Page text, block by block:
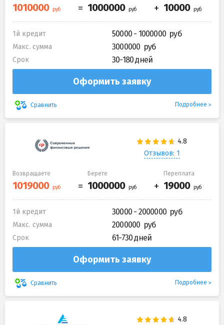
1й кредит 50000 - 1000000
Макс. сумма 3000000
Срок 30-180 дней
Оформить заявку
Сравнить Подробнее
Отзывов: 1
Возвращаете Берете Переплата
1й кредит 30000 - 2000000
Макс. сумма 2000000
Срок 61-730 дней
Оформить заявку
Сравнить Подробнее